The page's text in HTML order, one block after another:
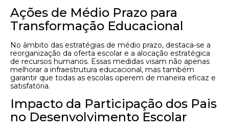
Ações de Médio Prazo para
Transformação Educacional
No âmbito das estratégias de médio prazo, destaca-se a
reorganização da oferta escolar e a alocação estratégica
de recursos humanos. Essas medidas visam não apenas
melhorar a infraestrutura educacional, mas também
garantir que todas as escolas operem de maneira eficaz e
satisfatória.
Impacto da Participação dos Pais
no Desenvolvimento Escolar